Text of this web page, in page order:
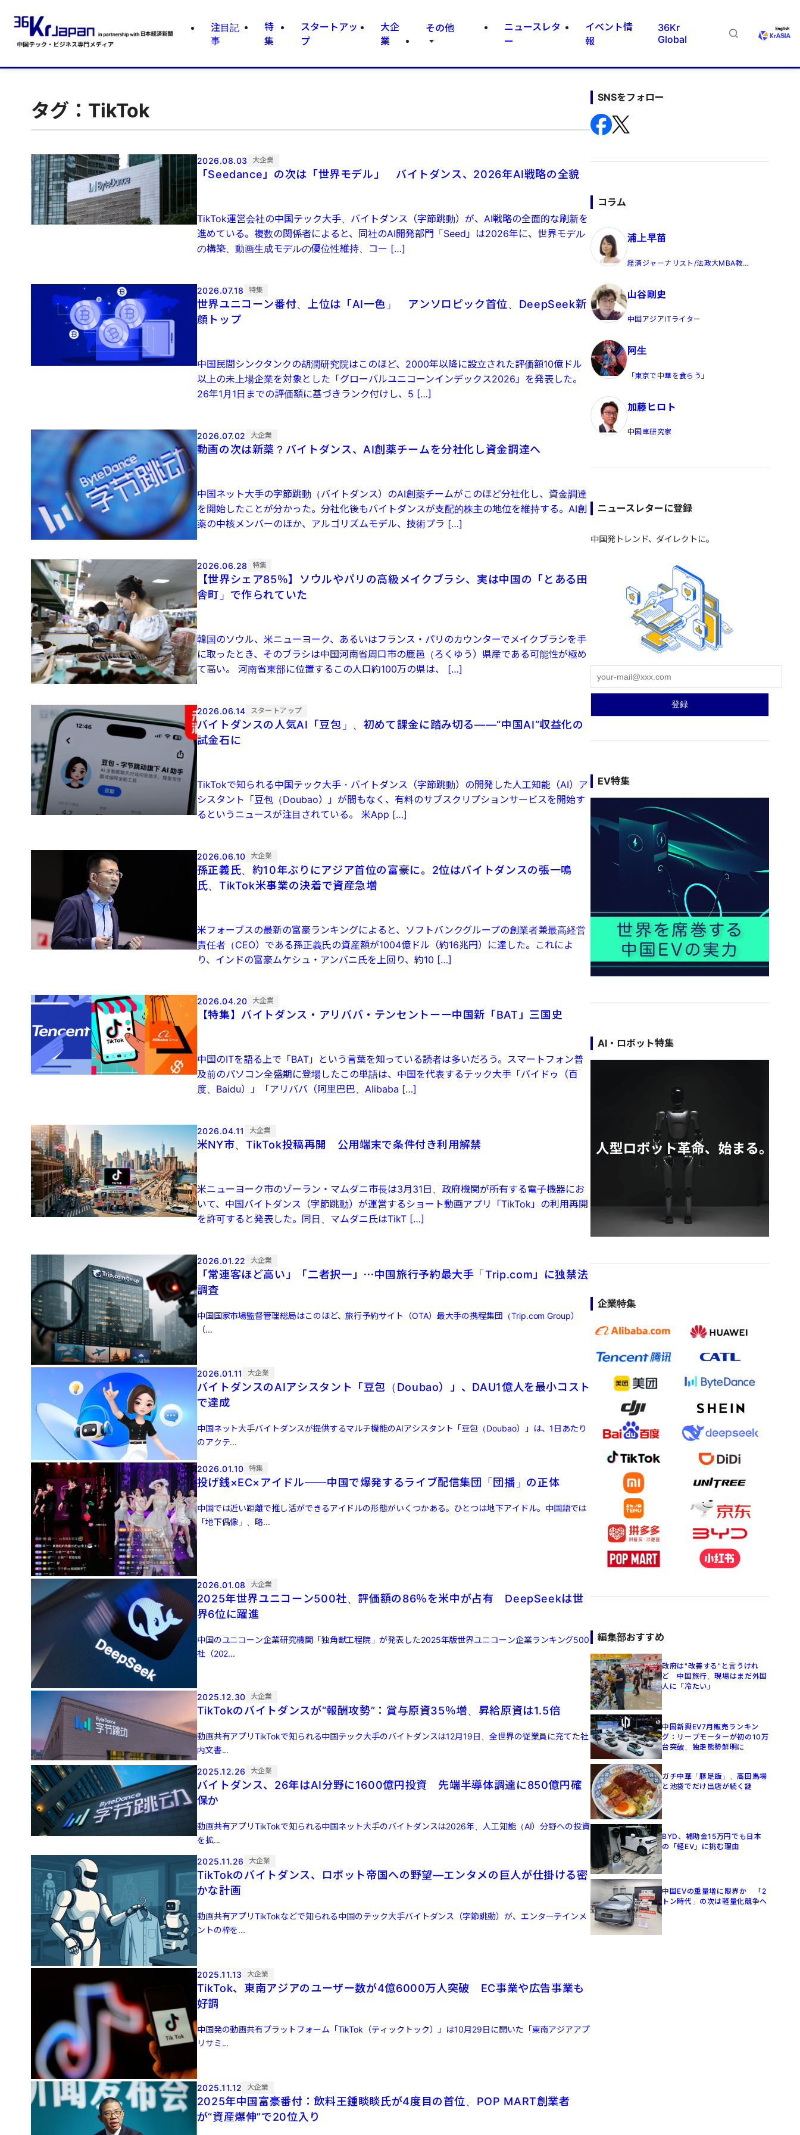
注目記
事
特
集
スタートアッ
プ
大企
業
その他
ニュースレタ
ー
イベント情
報
36Kr
Global
タグ：TikTok
2026.08.03 大企業
「Seedance」の次は「世界モデル」 バイトダンス、2026年AI戦略の全貌
TikTok運営会社の中国テック大手、バイトダンス（字節跳動）が、AI戦略の全面的な刷新を
進めている。複数の関係者によると、同社のAI開発部門「Seed」は2026年に、世界モデル
の構築、動画生成モデルの優位性維持、コー […]
2026.07.18 特集
世界ユニコーン番付、上位は「AI一色」 アンソロピック首位、DeepSeek新
顔トップ
中国民間シンクタンクの胡潤研究院はこのほど、2000年以降に設立された評価額10億ドル
以上の未上場企業を対象とした「グローバルユニコーンインデックス2026」を発表した。
26年1月1日までの評価額に基づきランク付けし、5 […]
2026.07.02 大企業
動画の次は新薬？バイトダンス、AI創薬チームを分社化し資金調達へ
中国ネット大手の字節跳動（バイトダンス）のAI創薬チームがこのほど分社化し、資金調達
を開始したことが分かった。分社化後もバイトダンスが支配的株主の地位を維持する。AI創
薬の中核メンバーのほか、アルゴリズムモデル、技術プラ […]
2026.06.28 特集
【世界シェア85％】ソウルやパリの高級メイクブラシ、実は中国の「とある田
舎町」で作られていた
韓国のソウル、米ニューヨーク、あるいはフランス・パリのカウンターでメイクブラシを手
に取ったとき、そのブラシは中国河南省周口市の鹿邑（ろくゆう）県産である可能性が極め
て高い。 河南省東部に位置するこの人口約100万の県は、 […]
2026.06.14 スタートアップ
バイトダンスの人気AI「豆包」、初めて課金に踏み切る——“中国AI“収益化の
試金石に
TikTokで知られる中国テック大手・バイトダンス（字節跳動）の開発した人工知能（AI）ア
シスタント「豆包（Doubao）」が間もなく、有料のサブスクリプションサービスを開始す
るというニュースが注目されている。 米App […]
2026.06.10 大企業
孫正義氏、約10年ぶりにアジア首位の富豪に。2位はバイトダンスの張一鳴
氏、TikTok米事業の決着で資産急増
米フォーブスの最新の富豪ランキングによると、ソフトバンクグループの創業者兼最高経営
責任者（CEO）である孫正義氏の資産額が1004億ドル（約16兆円）に達した。これによ
り、インドの富豪ムケシュ・アンバニ氏を上回り、約10 […]
2026.04.20 大企業
【特集】バイトダンス・アリババ・テンセントーー中国新「BAT」三国史
中国のITを語る上で「BAT」という言葉を知っている読者は多いだろう。スマートフォン普
及前のパソコン全盛期に登場したこの単語は、中国を代表するテック大手「バイドゥ（百
度、Baidu）」「アリババ（阿里巴巴、Alibaba […]
2026.04.11 大企業
米NY市、TikTok投稿再開 公用端末で条件付き利用解禁
米ニューヨーク市のゾーラン・マムダニ市長は3月31日、政府機関が所有する電子機器にお
いて、中国バイトダンス（字節跳動）が運営するショート動画アプリ「TikTok」の利用再開
を許可すると発表した。同日、マムダニ氏はTikT […]
2026.01.22 大企業
「常連客ほど高い」「二者択一」⋯中国旅行予約最大手「Trip.com」に独禁法
調査
中国国家市場監督管理総局はこのほど、旅行予約サイト（OTA）最大手の携程集団（Trip.com Group）
（...
2026.01.11 大企業
バイトダンスのAIアシスタント「豆包（Doubao）」、DAU1億人を最小コスト
で達成
中国ネット大手バイトダンスが提供するマルチ機能のAIアシスタント「豆包（Doubao）」は、1日あたり
のアクテ...
2026.01.10 特集
投げ銭×EC×アイドル──中国で爆発するライブ配信集団「団播」の正体
中国では近い距離で推し活ができるアイドルの形態がいくつかある。ひとつは地下アイドル。中国語では
「地下偶像」、略...
2026.01.08 大企業
2025年世界ユニコーン500社、評価額の86％を米中が占有 DeepSeekは世
界6位に躍進
中国のユニコーン企業研究機関「独角獣工程院」が発表した2025年版世界ユニコーン企業ランキング500
社（202...
2025.12.30 大企業
TikTokのバイトダンスが“報酬攻勢”：賞与原資35％増、昇給原資は1.5倍
動画共有アプリTikTokで知られる中国テック大手のバイトダンスは12月19日、全世界の従業員に充てた社
内文書...
2025.12.26 大企業
バイトダンス、26年はAI分野に1600億円投資 先端半導体調達に850億円確
保か
動画共有アプリTikTokで知られる中国ネット大手のバイトダンスは2026年、人工知能（AI）分野への投資
を拡...
2025.11.26 大企業
TikTokのバイトダンス、ロボット帝国への野望―エンタメの巨人が仕掛ける密
かな計画
動画共有アプリTikTokなどで知られる中国のテック大手バイトダンス（字節跳動）が、エンターテインメ
ントの枠を...
2025.11.13 大企業
TikTok、東南アジアのユーザー数が4億6000万人突破 EC事業や広告事業も
好調
中国発の動画共有プラットフォーム「TikTok（ティックトック）」は10月29日に開いた「東南アジアアプ
リサミ...
2025.11.12 大企業
2025年中国富豪番付：飲料王鍾睒睒氏が4度目の首位、POP MART創業者
が“資産爆伸”で20位入り
SNSをフォロー
コラム
浦上早苗
経済ジャーナリスト/法政大MBA教
山谷剛史
中国アジアITライター
阿生
「東京で中華を食らう」
加藤ヒロト
中国車研究家
ニュースレターに登録
中国発トレンド、ダイレクトに。
EV特集
AI・ロボット特集
企業特集
編集部おすすめ
政府は"改善する"と言うけれ
ど 中国旅行、現場はまだ外国
人に「冷たい」
中国新興EV7月販売ランキン
グ：リープモーターが初の10万
台突破、独走態勢鮮明に
ガチ中華「豚足飯」、高田馬場
と池袋でだけ出店が続く謎
BYD、補助金15万円でも日本
の「軽EV」に挑む理由
中国EVの重量増に限界か 「2
トン時代」の次は軽量化競争へ